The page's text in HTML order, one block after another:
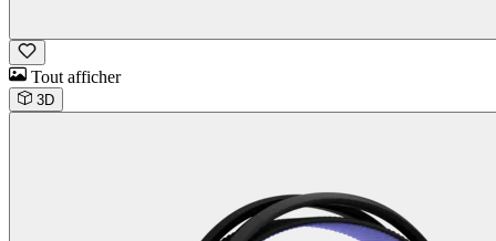
Tout afficher
3D